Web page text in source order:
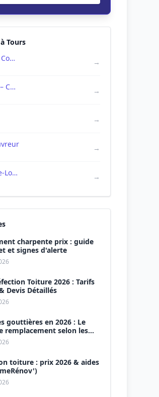
Tours
Kevin Couverture, Couvreur Tours
→
Weiss Couverture – Couvreur à Tours | Urgence, Rénovation & Nettoyage de Toiture →
→
→
Les Toitures Val-de-Loire →
charpente prix : guide
et signes d'alerte
Toiture 2026 : Tarifs
Devis Détaillés
gouttières en 2026 : Le
remplacement selon les
toiture : prix 2026 & aides